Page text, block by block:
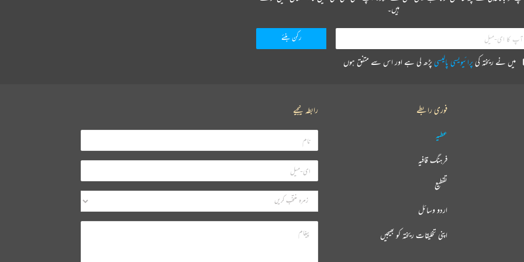
ہیں۔
میں نے ریختہ کیپرائیویسی پالیسیپڑھ لی ہے اور اس سے متفق ہوں
فوری رابطے
عطیہ
فرہنگ قافیہ
تقطیع
اردو وسائل
اپنی تخلیقات ریختہ کو بھیجیں
رابطہ کیجیے